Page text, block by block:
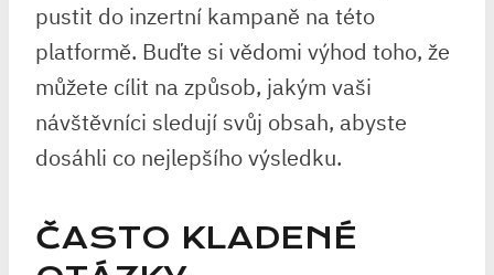
pustit do inzertní kampaně na této
platformě. Buďte si vědomi výhod toho, že
můžete cílit na způsob, jakým vaši
návštěvníci sledují svůj obsah, abyste
dosáhli co nejlepšího výsledku.
ČASTO KLADENÉ